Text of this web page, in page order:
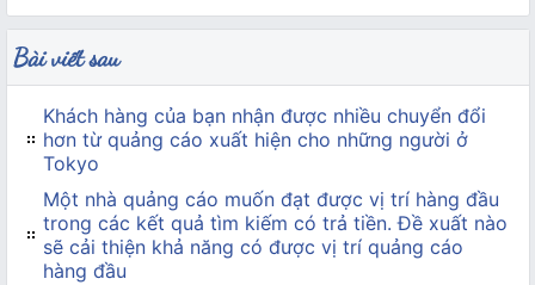
Bài viết sau
Khách hàng của bạn nhận được nhiều chuyển đổi
hơn từ quảng cáo xuất hiện cho những người ở
Tokyo
Một nhà quảng cáo muốn đạt được vị trí hàng đầu
trong các kết quả tìm kiếm có trả tiền. Đề xuất nào
sẽ cải thiện khả năng có được vị trí quảng cáo
hàng đầu